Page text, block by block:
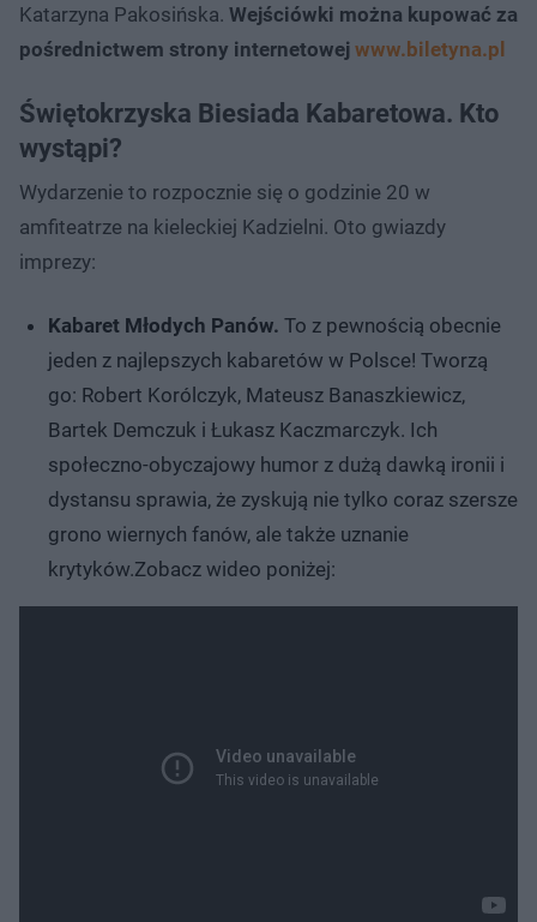
Katarzyna Pakosińska. Wejściówki można kupować za
pośrednictwem strony internetowej www.biletyna.pl
Świętokrzyska Biesiada Kabaretowa. Kto
wystąpi?
Wydarzenie to rozpocznie się o godzinie 20 w
amfiteatrze na kieleckiej Kadzielni. Oto gwiazdy
imprezy:
Kabaret Młodych Panów. To z pewnością obecnie
jeden z najlepszych kabaretów w Polsce! Tworzą
go: Robert Korólczyk, Mateusz Banaszkiewicz,
Bartek Demczuk i Łukasz Kaczmarczyk. Ich
społeczno-obyczajowy humor z dużą dawką ironii i
dystansu sprawia, że zyskują nie tylko coraz szersze
grono wiernych fanów, ale także uznanie
krytyków.Zobacz wideo poniżej: